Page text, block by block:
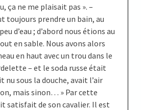
ça ne me plaisait pas ». –
toujours prendre un bain, au
d’eau ; d’abord nous étions au
en sable. Nous avons alors
en haut avec un trou dans le
– et le soda russe était
nu sous la douche, avait l’air
mais sinon… » Par cette
satisfait de son cavalier. Il est